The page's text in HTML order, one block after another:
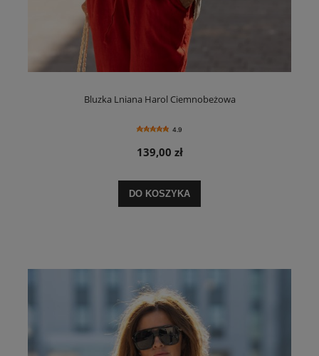
Bluzka Lniana Harol Ciemnobeżowa
4.9
139,00 zł
DO KOSZYKA